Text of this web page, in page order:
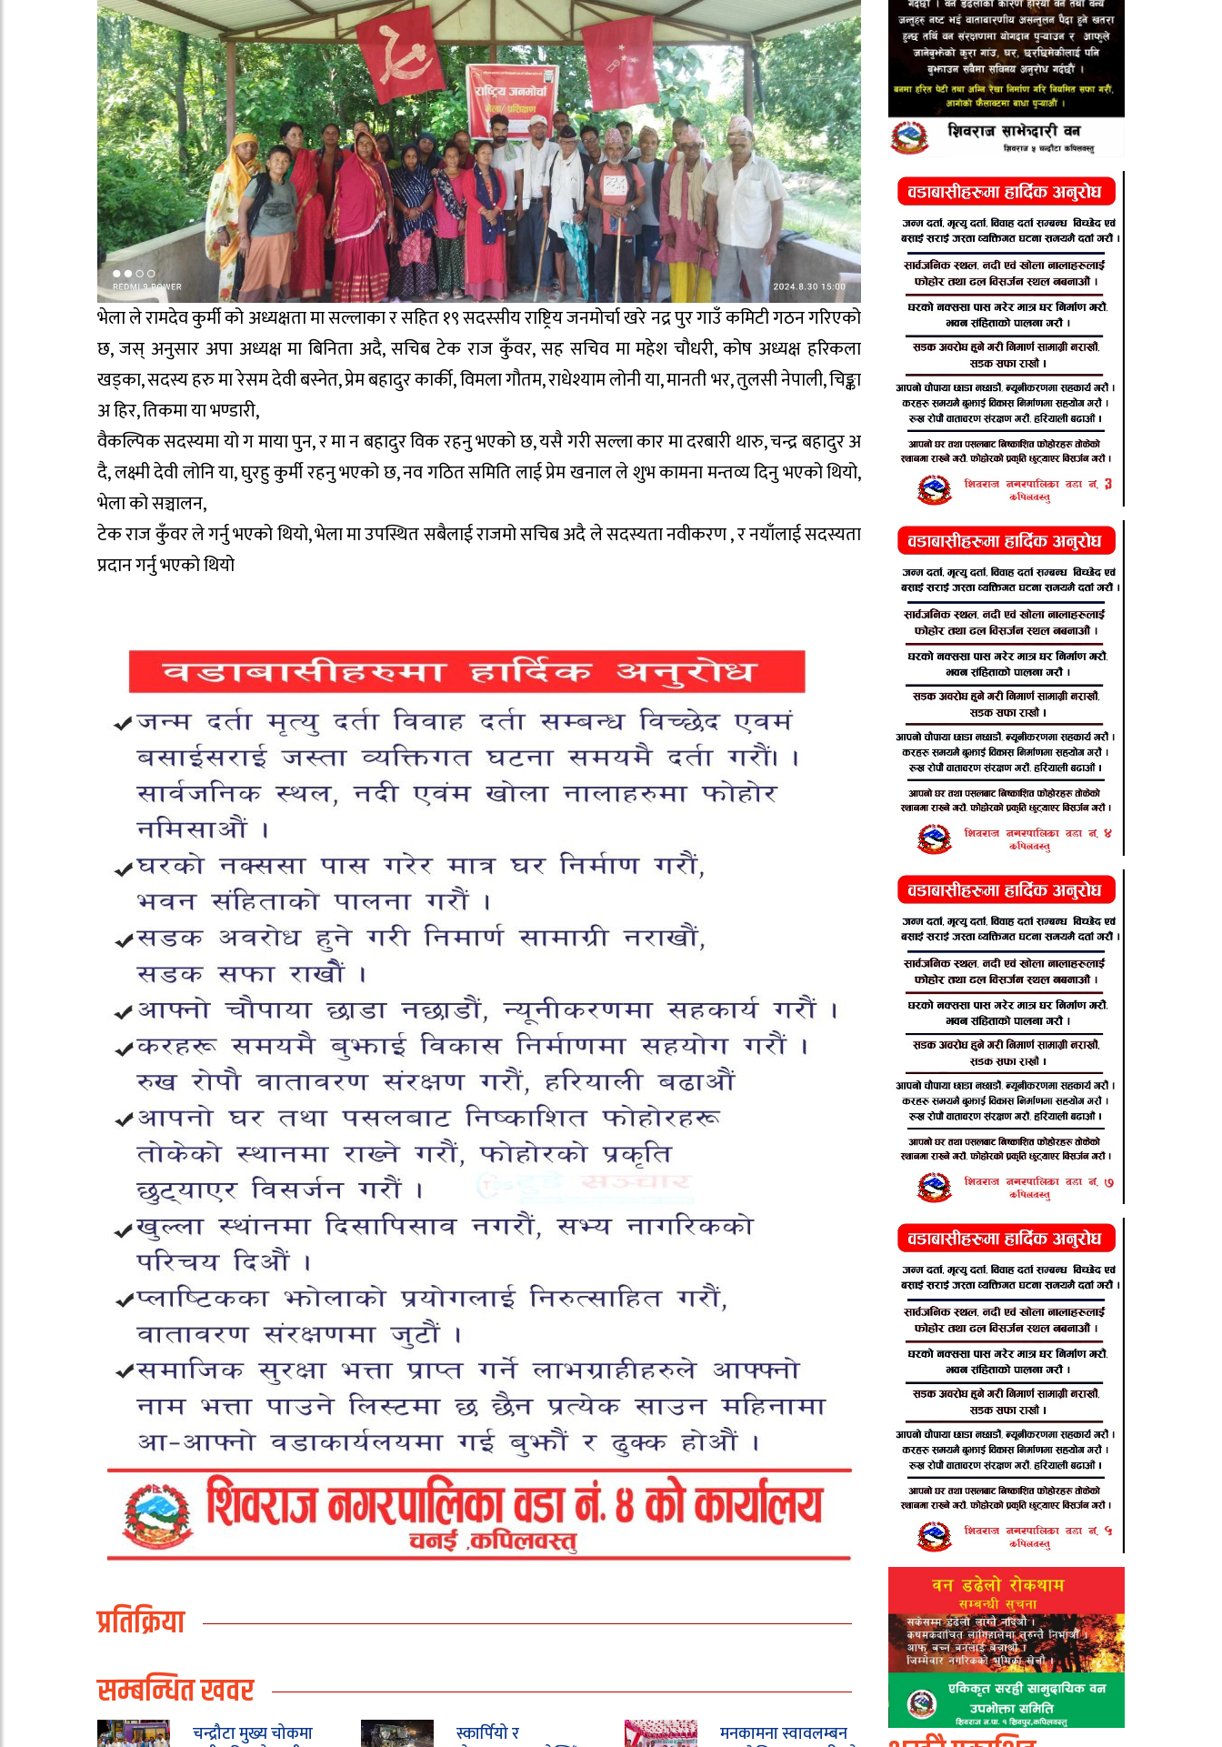
भेला ले रामदेव कुर्मी को अध्यक्षता मा सल्लाका र सहित १९ सदस्सीय राष्ट्रिय जनमोर्चा खरे नद्र पुर गाउँ कमिटी गठन गरिएको
छ, जस् अनुसार अपा अध्यक्ष मा बिनिता अदै, सचिब टेक राज कुँवर, सह सचिव मा महेश चौधरी, कोष अध्यक्ष हरिकला
खड्का, सदस्य हरु मा रेसम देवी बस्नेत, प्रेम बहादुर कार्की, विमला गौतम, राधेश्याम लोनी या, मानती भर, तुलसी नेपाली, चिङ्का
अ हिर, तिकमा या भण्डारी,
वैकल्पिक सदस्यमा यो ग माया पुन, र मा न बहादुर विक रहनु भएको छ, यसै गरी सल्ला कार मा दरबारी थारु, चन्द्र बहादुर अ
दै, लक्ष्मी देवी लोनि या, घुरहु कुर्मी रहनु भएको छ, नव गठित समिति लाई प्रेम खनाल ले शुभ कामना मन्तव्य दिनु भएको थियो,
भेला को सञ्चालन,
टेक राज कुँवर ले गर्नु भएको थियो, भेला मा उपस्थित सबैलाई राजमो सचिब अदै ले सदस्यता नवीकरण , र नयाँलाई सदस्यता
प्रदान गर्नु भएको थियो
प्रतिक्रिया
सम्बन्धित खवर
चन्द्रौटा मुख्य चोकमा स्कार्पियो र मनकामना स्वावलम्बन